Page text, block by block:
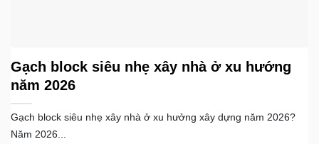
Gạch block siêu nhẹ xây nhà ở xu hướng
năm 2026
Gạch block siêu nhẹ xây nhà ở xu hưởng xây dựng năm 2026?
Năm 2026...